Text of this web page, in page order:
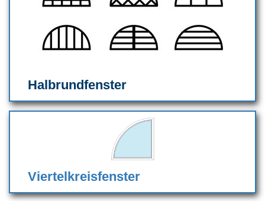
Halbrundfenster
Viertelkreisfenster